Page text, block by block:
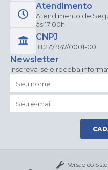
Atendimento
Atendimento de
às 17:00h
CNPJ
18.277.947/0001-00
Newsletter
Inscreva-se e receba
Versão do